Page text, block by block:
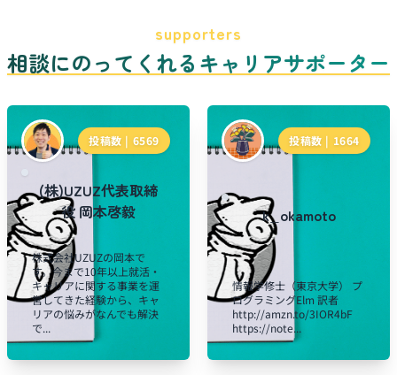
supporters
相談にのってくれるキャリアサポーター
投稿数 | 6569
(株)UZUZ代表取締
役 岡本啓毅
株式会社UZUZの岡本で
す。今まで10年以上就活・
キャリアに関する事業を運
営してきた経験から、キャ
リアの悩みがなんでも解決
で...
投稿数 | 1664
k_okamoto
情報学修士（東京大学） プ
ログラミングElm 訳者
http://amzn.to/3IOR4bF
https://note...